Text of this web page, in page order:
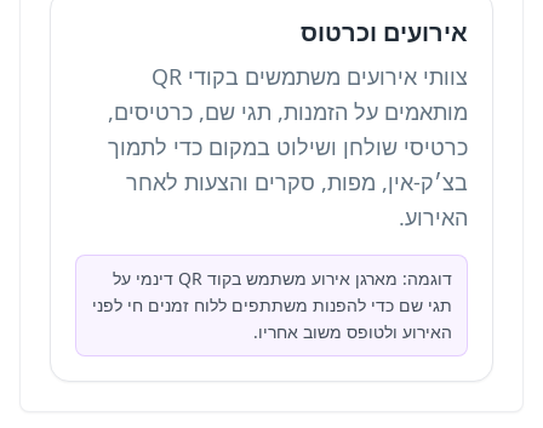
אירועים וכרטוס
צוותי אירועים משתמשים בקודי QR
מותאמים על הזמנות, תגי שם, כרטיסים,
כרטיסי שולחן ושילוט במקום כדי לתמוך
בצ׳ק-אין, מפות, סקרים והצעות לאחר
האירוע.
דוגמה: מארגן אירוע משתמש בקוד QR דינמי על
תגי שם כדי להפנות משתתפים ללוח זמנים חי לפני
האירוע ולטופס משוב אחריו.